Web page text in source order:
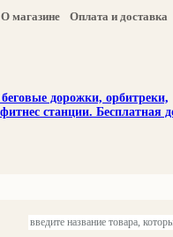
О магазине Оплата и доставка